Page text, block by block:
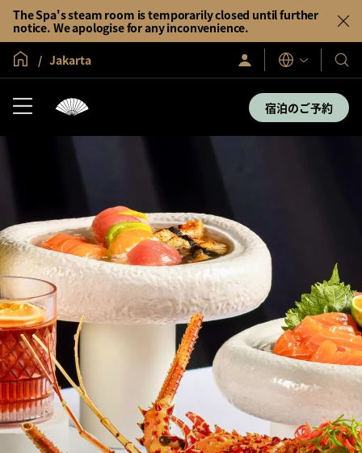
The Spa's steam room is temporarily closed until further
notice. We apologise for any inconvenience.
グローバル ホーム
Jakarta
サ
イ
表
示
言
語
当
社
の
ホ
宿泊のご予約